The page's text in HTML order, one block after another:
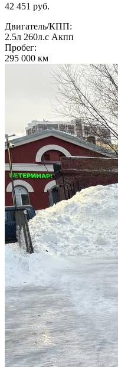
42 451 руб.
Двигатель/КПП:
2.5л 260л.с Акпп
Пробег:
295 000 км